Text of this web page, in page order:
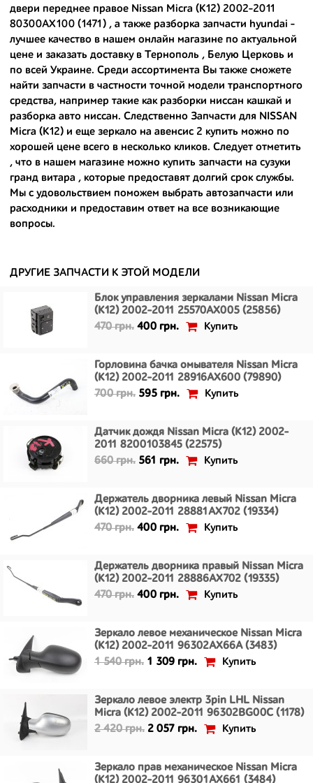
Многие наши оптовые клиенты рекомендуют именно нашу
разборку как надежного и проверенного продавца. Если вам
требуется приобрести оптовую партию деталей для японских
автомобилей, то консультанты нашего интернет-магазина
подберут вам товар и укомплектуют партию. Также мы поможем с
правильным выбором по каталогу автозапчастей.
Купить комплектующие для авто с разборки – хорошее решение.
Ведь наши запчасти:
- доступные по цене;
- сняты только с автомобилей, которые ездили по превосходным
европейским и японским дорогам;
- имеют большой запас прочности и невыробатанный ресурс, и
долго прослужат вам.
двери переднее правое Nissan Micra (K12) 2002-2011
80300AX100 (1471) , а также разборка запчасти hyundai -
лучшее качество в нашем онлайн магазине по актуальной
цене и заказать доставку в Тернополь , Белую Церковь и
по всей Украине. Среди ассортимента Вы также сможете
найти запчасти в частности точной модели транспортного
средства, например такие как разборки ниссан кашкай и
разборка авто ниссан. Следственно Запчасти для NISSAN
Micra (K12) и еще зеркало на авенсис 2 купить можно по
хорошей цене всего в несколько кликов. Следует отметить
, что в нашем магазине можно купить запчасти на сузуки
гранд витара , которые предоставят долгий срок службы.
Мы с удовольствием поможем выбрать автозапчасти или
расходники и предоставим ответ на все возникающие
вопросы.
ДРУГИЕ ЗАПЧАСТИ К ЭТОЙ МОДЕЛИ
Блок управления зеркалами Nissan Micra
(K12) 2002-2011 25570AX005 (25856)
470 грн. 400 грн. Купить
Горловина бачка омывателя Nissan Micra
(K12) 2002-2011 28916AX600 (79890)
700 грн. 595 грн. Купить
Датчик дождя Nissan Micra (K12) 2002-
2011 8200103845 (22575)
660 грн. 561 грн. Купить
Держатель дворника левый Nissan Micra
(K12) 2002-2011 28881AX702 (19334)
470 грн. 400 грн. Купить
Держатель дворника правый Nissan Micra
(K12) 2002-2011 28886AX702 (19335)
470 грн. 400 грн. Купить
Зеркало левое механическое Nissan Micra
(K12) 2002-2011 96302AX66A (3483)
1 540 грн. 1 309 грн. Купить
Зеркало левое электр 3pin LHL Nissan
Micra (K12) 2002-2011 96302BG00C (1178)
2 420 грн. 2 057 грн. Купить
Зеркало прав механическое Nissan Micra
(K12) 2002-2011 96301AX661 (3484)